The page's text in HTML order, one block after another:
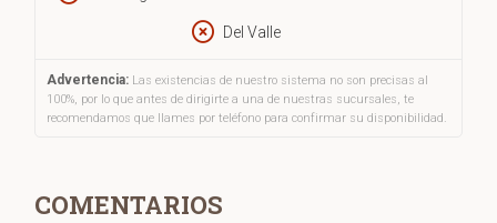
Del Valle
Advertencia: Las existencias de nuestro sistema no son precisas al
100%, por lo que antes de dirigirte a una de nuestras sucursales, te
recomendamos que llames por teléfono para confirmar su disponibilidad.
COMENTARIOS